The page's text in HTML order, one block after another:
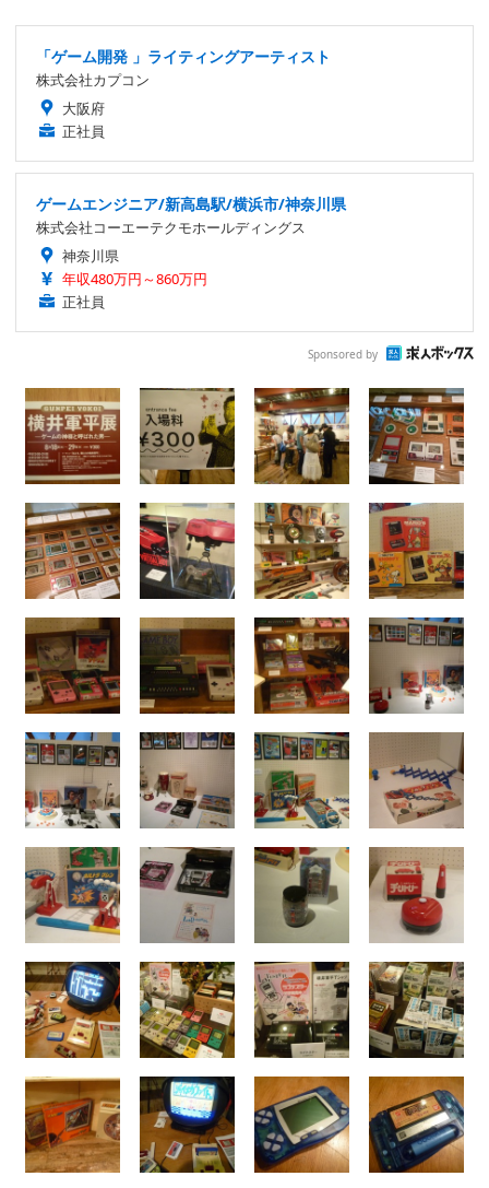
「ゲーム開発 」ライティングアーティスト
株式会社カプコン
大阪府
正社員
ゲームエンジニア/新高島駅/横浜市/神奈川県
株式会社コーエーテクモホールディングス
神奈川県
年収480万円～860万円
正社員
Sponsored by